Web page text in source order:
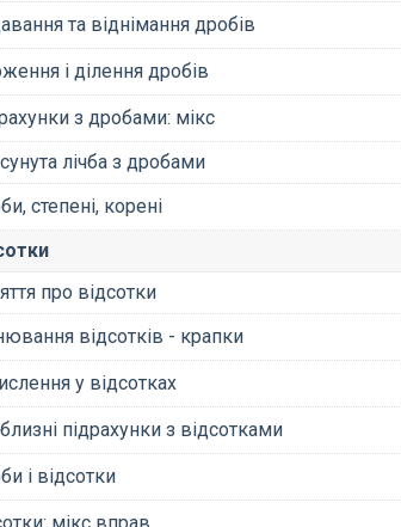
та віднімання дробів
і ділення дробів
з дробами: мікс
лічба з дробами
степені, корені
про відсотки
відсотків - крапки
у відсотках
підрахунки з відсотками
і відсотки